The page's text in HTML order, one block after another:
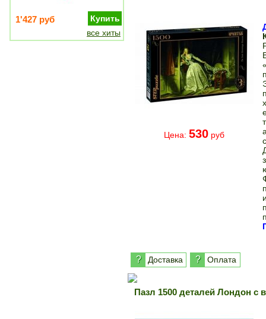
1'427 руб
Купить
все хиты
Цена: 530 руб
? Доставка ? Оплата
Пазл 1500 деталей Лондон с